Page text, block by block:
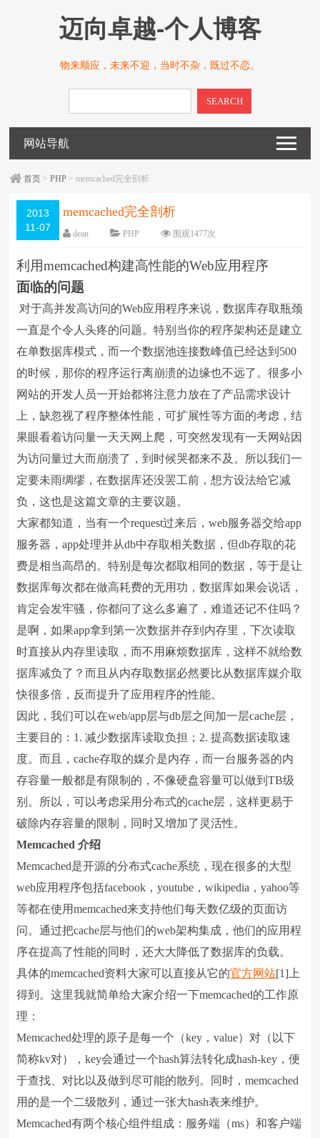
迈向卓越-个人博客
物来顺应，未来不迎，当时不杂，既过不恋。
SEARCH
网站导航
首页 >PHP > memcached完全剖析
2013
11-07
memcached完全剖析
dean PHP 围观1477次
字体：大 中 小
利用memcached构建高性能的Web应用程序
面临的问题
对于高并发高访问的Web应用程序来说，数据库存取瓶颈
一直是个令人头疼的问题。特别当你的程序架构还是建立
在单数据库模式，而一个数据池连接数峰值已经达到500
的时候，那你的程序运行离崩溃的边缘也不远了。很多小
网站的开发人员一开始都将注意力放在了产品需求设计
上，缺忽视了程序整体性能，可扩展性等方面的考虑，结
果眼看着访问量一天天网上爬，可突然发现有一天网站因
为访问量过大而崩溃了，到时候哭都来不及。所以我们一
定要未雨绸缪，在数据库还没罢工前，想方设法给它减
负，这也是这篇文章的主要议题。
大家都知道，当有一个request过来后，web服务器交给app
服务器，app处理并从db中存取相关数据，但db存取的花
费是相当高昂的。特别是每次都取相同的数据，等于是让
数据库每次都在做高耗费的无用功，数据库如果会说话，
肯定会发牢骚，你都问了这么多遍了，难道还记不住吗？
是啊，如果app拿到第一次数据并存到内存里，下次读取
时直接从内存里读取，而不用麻烦数据库，这样不就给数
据库减负了？而且从内存取数据必然要比从数据库媒介取
快很多倍，反而提升了应用程序的性能。
因此，我们可以在web/app层与db层之间加一层cache层，
主要目的：1. 减少数据库读取负担；2. 提高数据读取速
度。而且，cache存取的媒介是内存，而一台服务器的内
存容量一般都是有限制的，不像硬盘容量可以做到TB级
别。所以，可以考虑采用分布式的cache层，这样更易于
破除内存容量的限制，同时又增加了灵活性。
Memcached介绍
Memcached是开源的分布式cache系统，现在很多的大型
web应用程序包括facebook，youtube，wikipedia，yahoo等
等都在使用memcached来支持他们每天数亿级的页面访
问。通过把cache层与他们的web架构集成，他们的应用程
序在提高了性能的同时，还大大降低了数据库的负载。
具体的memcached资料大家可以直接从它的官方网站[1]上
得到。这里我就简单给大家介绍一下memcached的工作原
理：
Memcached处理的原子是每一个（key，value）对（以下
简称kv对），key会通过一个hash算法转化成hash-key，便
于查找、对比以及做到尽可能的散列。同时，memcached
用的是一个二级散列，通过一张大hash表来维护。
Memcached有两个核心组件组成：服务端（ms）和客户端